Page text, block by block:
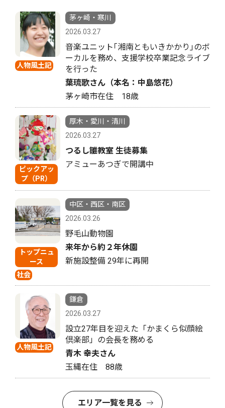
人物風土記
茅ヶ崎・寒川
2026.03.27
音楽ユニット｢湘南ともいきかかり｣のボ
ーカルを務め、支援学校卒業記念ライブ
を行った
葉琉歌さん（本名：中島悠花）
茅ヶ崎市在住 18歳
ピックアッ
プ（PR）
厚木・愛川・清川
2026.03.27
つるし雛教室 生徒募集
アミューあつぎで開講中
トップニュ
ース
社会
中区・西区・南区
2026.03.26
野毛山動物園
来年から約２年休園
新施設整備 29年に再開
人物風土記
鎌倉
2026.03.27
設立27年目を迎えた「かまくら似顔絵
倶楽部」の会長を務める
青木 幸夫さん
玉縄在住 88歳
エリア一覧を見る